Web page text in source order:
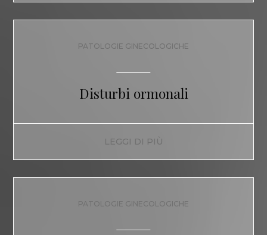
PATOLOGIE GINECOLOGICHE
Disturbi ormonali
LEGGI DI PIÙ
PATOLOGIE GINECOLOGICHE